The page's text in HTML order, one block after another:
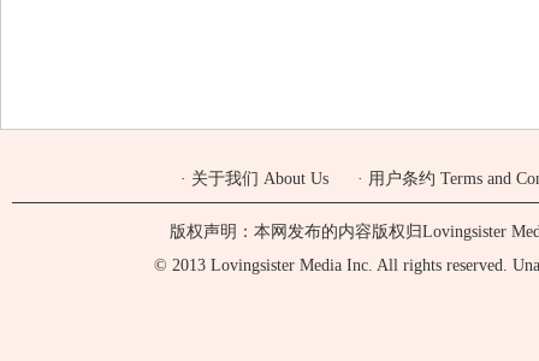
· 关于我们 About Us · 用户条约 Terms and
版权声明：本网发布的内容版权归Lovingsister
© 2013 Lovingsister Media Inc. All rights reserved.